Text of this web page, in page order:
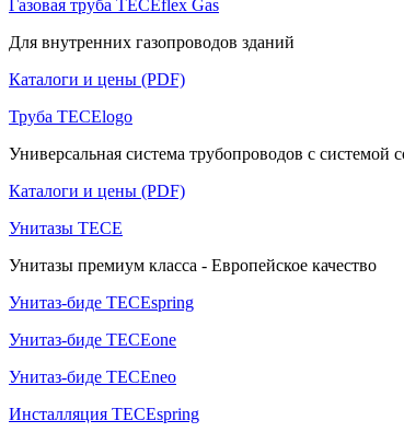
Газовая труба TECEflex Gas
Для внутренних газопроводов зданий
Каталоги и цены (PDF)
Труба TECElogo
Универсальная система трубопроводов с системой
Каталоги и цены (PDF)
Унитазы TECE
Унитазы премиум класса - Европейское качество
Унитаз-биде TECEspring
Унитаз-биде TECEone
Унитаз-биде TECEneo
Инсталляция TECEspring